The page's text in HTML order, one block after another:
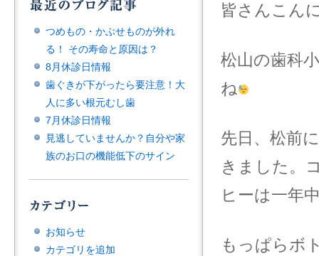
皆さんこん
松山の歯科
ね
先日、松前
きました。
ヒーは一年
もっぱらボ
つめもの・かぶせものが外れ
る！ その寿命と原因は？
8月休診日情報
歯ぐきが下がったら要注意！大
人に多い根元むし歯
7月休診日情報
見逃していませんか？自分や家
族のお口の機能低下のサイン
お知らせ
カテゴリを追加